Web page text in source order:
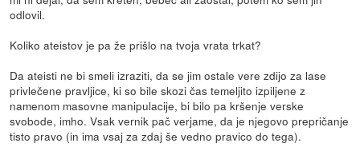
odlovil.
Koliko ateistov je pa že prišlo na tvoja vrata trkat?
Da ateisti ne bi smeli izraziti, da se jim ostale vere zdijo za lase
privlečene pravljice, ki so bile skozi čas temeljito izpiljene z
namenom masovne manipulacije, bi bilo pa kršenje verske
svobode, imho. Vsak vernik pač verjame, da je njegovo prepričanje
tisto pravo (in ima vsaj za zdaj še vedno pravico do tega).